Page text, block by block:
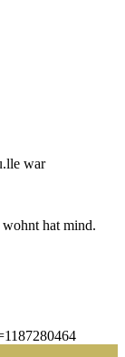
war
hat mind.